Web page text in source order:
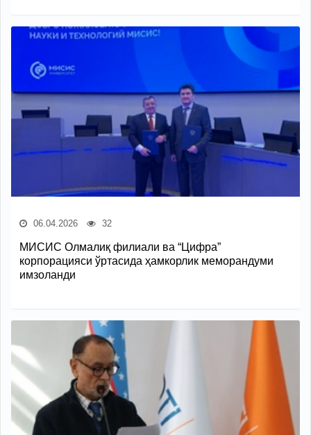
06.04.2026 32
МИСИС Олмалиқ филиали ва “Цифра”
корпорацияси ўртасида ҳамкорлик меморандуми
имзоланди